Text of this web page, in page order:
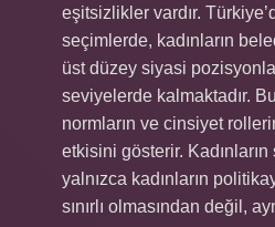
eşitsizlikler vardır.
seçimlerde, kadınların
üst düzey siyasi
seviyelerde kalmaktadır.
normların ve cinsiyet
etkisini gösterir.
yalnızca kadınların
sınırlı olmasından değil,